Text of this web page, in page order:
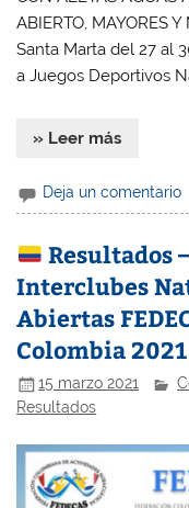
ABIERTO, MAYORES
Santa Marta del 27 al
a Juegos Deportivos
» Leer más
Deja un comentario
Resultados
Interclubes
Abiertas
Colombia 2021
15 marzo 2021
Resultados